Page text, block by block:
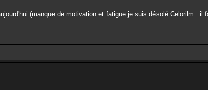
(manque de motivation et fatigue je suis désolé Celorilm :